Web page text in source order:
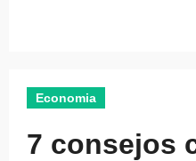
Economia
7 consejos